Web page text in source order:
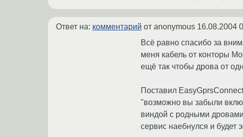
Ответ на: комментарий от anonymous 16.08.2004
Всё равно спасибо за
меня кабель от конторы
ещё так чтобы дрова от
Поставил
"возможно вы забыли
виндой с родными дровами
сервис наебнулся и будет